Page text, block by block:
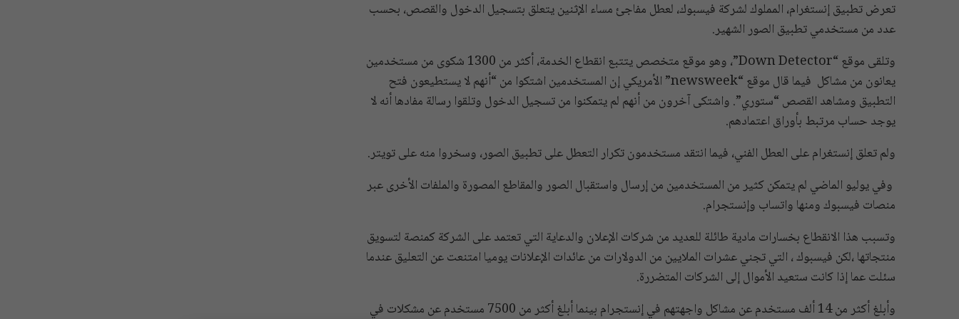
تعرض تطبيق إنستغرام، المملوك لشركة فيسبوك، لعطل مفاجئ مساء الإثنين يتعلق بتسجيل الدخول والقصص، بحسب
عدد من مستخدمي تطبيق الصور الشهير.
وتلقى موقع “Down Detector”، وهو موقع متخصص يتتبع انقطاع الخدمة، أكثر من 1300 شكوى من مستخدمين
يعانون من مشاكل فيما قال موقع “newsweek” الأمريكي إن المستخدمين اشتكوا من “أنهم لا يستطيعون فتح
التطبيق ومشاهد القصص “ستوري”. واشتكى آخرون من أنهم لم يتمكنوا من تسجيل الدخول وتلقوا رسالة مفادها أنه لا
يوجد حساب مرتبط بأوراق اعتمادهم.
ولم تعلق إنستغرام على العطل الفني، فيما انتقد مستخدمون تكرار التعطل على تطبيق الصور، وسخروا منه على تويتر.
وفي يوليو الماضي لم يتمكن كثير من المستخدمين من إرسال واستقبال الصور والمقاطع المصورة والملفات الأخرى عبر
منصات فيسبوك ومنها واتساب وإنستجرام.
وتسبب هذا الانقطاع بخسارات مادية طائلة للعديد من شركات الإعلان والدعاية التي تعتمد على الشركة كمنصة لتسويق
منتجاتها ،لكن فيسبوك ، التي تجني عشرات الملايين من الدولارات من عائدات الإعلانات يوميا امتنعت عن التعليق عندما
سئلت عما إذا كانت ستعيد الأموال إلى الشركات المتضررة.
وأبلغ أكثر من 14 ألف مستخدم عن مشاكل واجهتهم في إنستجرام بينما أبلغ أكثر من 7500 مستخدم عن مشكلات في